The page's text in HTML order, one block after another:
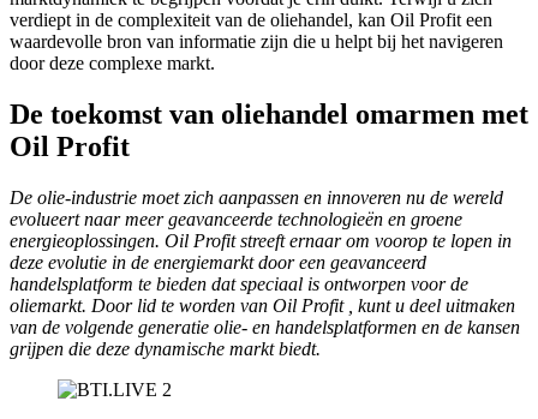
verdiept in de complexiteit van de oliehandel, kan Oil Profit een
waardevolle bron van informatie zijn die u helpt bij het navigeren
door deze complexe markt.
De toekomst van oliehandel omarmen met
Oil Profit
De olie-industrie moet zich aanpassen en innoveren nu de wereld
evolueert naar meer geavanceerde technologieën en groene
energieoplossingen. Oil Profit streeft ernaar om voorop te lopen in
deze evolutie in de energiemarkt door een geavanceerd
handelsplatform te bieden dat speciaal is ontworpen voor de
oliemarkt. Door lid te worden van Oil Profit , kunt u deel uitmaken
van de volgende generatie olie- en handelsplatformen en de kansen
grijpen die deze dynamische markt biedt.